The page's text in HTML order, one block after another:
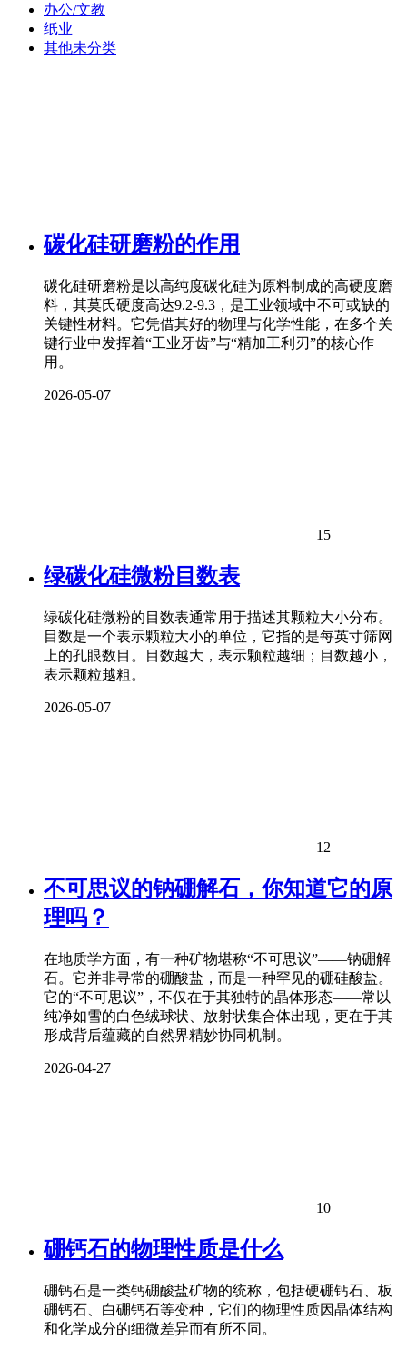
办公/文教
纸业
其他未分类
碳化硅研磨粉的作用
碳化硅研磨粉是以高纯度碳化硅为原料制成的高硬度磨
料，其莫氏硬度高达9.2-9.3，是工业领域中不可或缺的
关键性材料。它凭借其好的物理与化学性能，在多个关
键行业中发挥着“工业牙齿”与“精加工利刃”的核心作
用。
2026-05-07
15
绿碳化硅微粉目数表
绿碳化硅微粉的目数表通常用于描述其颗粒大小分布。
目数是一个表示颗粒大小的单位，它指的是每英寸筛网
上的孔眼数目。目数越大，表示颗粒越细；目数越小，
表示颗粒越粗。
2026-05-07
12
不可思议的钠硼解石，你知道它的原
理吗？
在地质学方面，有一种矿物堪称“不可思议”——钠硼解
石。它并非寻常的硼酸盐，而是一种罕见的硼硅酸盐。
它的“不可思议”，不仅在于其独特的晶体形态——常以
纯净如雪的白色绒球状、放射状集合体出现，更在于其
形成背后蕴藏的自然界精妙协同机制。
2026-04-27
10
硼钙石的物理性质是什么
硼钙石是一类钙硼酸盐矿物的统称，包括硬硼钙石、板
硼钙石、白硼钙石等变种，它们的物理性质因晶体结构
和化学成分的细微差异而有所不同。